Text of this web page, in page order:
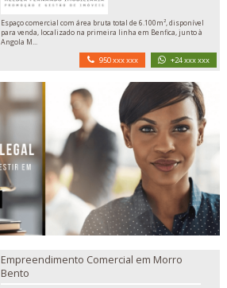
Espaço comercial com área bruta total de 6.100m², disponível
para venda, localizado na primeira linha em Benfica, junto à
Angola M...
950 xxx xxx +24 xxx xxx
Empreendimento Comercial em Morro
Bento